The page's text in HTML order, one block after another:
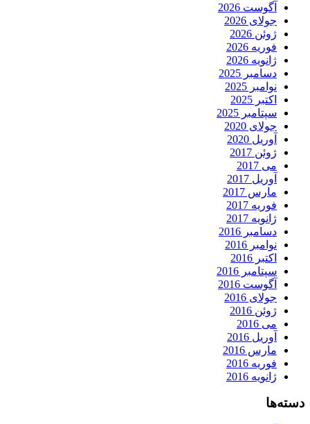
آگوست 2026
جولای 2026
ژوئن 2026
فوریه 2026
ژانویه 2026
دسامبر 2025
نوامبر 2025
اکتبر 2025
سپتامبر 2025
جولای 2020
آوریل 2020
ژوئن 2017
می 2017
آوریل 2017
مارس 2017
فوریه 2017
ژانویه 2017
دسامبر 2016
نوامبر 2016
اکتبر 2016
سپتامبر 2016
آگوست 2016
جولای 2016
ژوئن 2016
می 2016
آوریل 2016
مارس 2016
فوریه 2016
ژانویه 2016
دسته‌ها